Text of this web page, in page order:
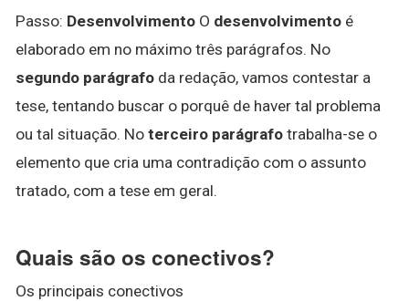
Passo: Desenvolvimento O desenvolvimento é
elaborado em no máximo três parágrafos. No
segundo parágrafo da redação, vamos contestar a
tese, tentando buscar o porquê de haver tal problema
ou tal situação. No terceiro parágrafo trabalha-se o
elemento que cria uma contradição com o assunto
tratado, com a tese em geral.
Quais são os conectivos?
Os principais conectivos